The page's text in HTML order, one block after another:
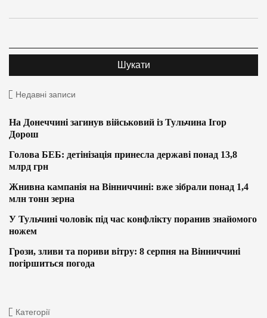
Недавні записи
На Донеччині загинув військовий із Тульчина Ігор
Дорош
Голова БЕБ: детінізація принесла державі понад 13,8
млрд грн
Жнивна кампанія на Вінниччині: вже зібрали понад 1,4
млн тонн зерна
У Тульчині чоловік під час конфлікту поранив знайомого
ножем
Грози, зливи та пориви вітру: 8 серпня на Вінниччині
погіршиться погода
Категорії